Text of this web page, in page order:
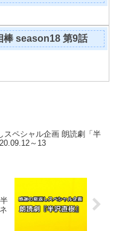
棒 season18 第9話
スペシャル企画 朗読劇「半
～13